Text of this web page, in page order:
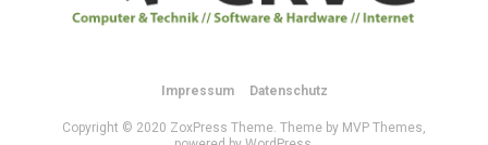
Impressum Datenschutz
Copyright © 2020 ZoxPress Theme. Theme by MVP Themes,